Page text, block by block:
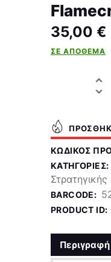
35,00 €
ΣΕ ΑΠΌΘΕΜΑ
ΚΩΔΙΚΌΣ
ΚΑΤΗΓΟΡΊΕΣ:
Στρατηγικής
BARCODE:
PRODUCT ID:
Περιγραφή